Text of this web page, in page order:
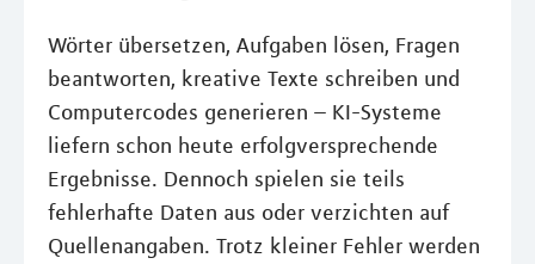
Wörter übersetzen, Aufgaben lösen, Fragen
beantworten, kreative Texte schreiben und
Computercodes generieren – KI-Systeme
liefern schon heute erfolgversprechende
Ergebnisse. Dennoch spielen sie teils
fehlerhafte Daten aus oder verzichten auf
Quellenangaben. Trotz kleiner Fehler werden